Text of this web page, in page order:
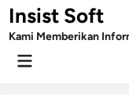
Skip
toInsist Soft
Kami Memberikan
Main